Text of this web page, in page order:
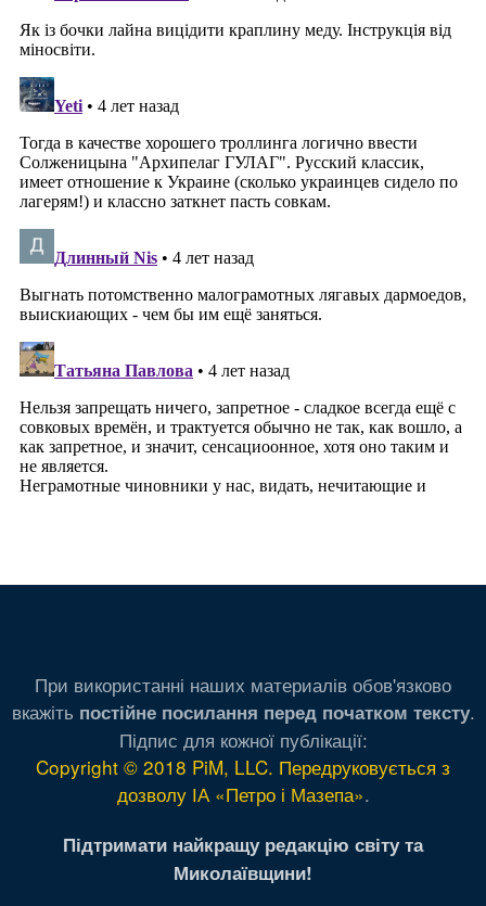
При використанні наших материалів обов'язково
вкажіть постійне посилання перед початком тексту.
Підпис для кожної публікації:
Copyright © 2018 PiM, LLC. Передруковується з
дозволу ІА «Петро і Мазепа».
Підтримати найкращу редакцію світу та
Миколаївщини!